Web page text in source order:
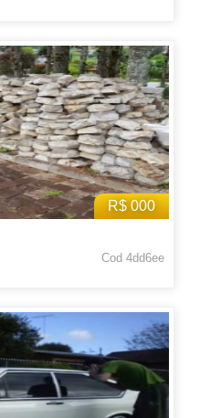
R$ 000
Cod 4dd6ee